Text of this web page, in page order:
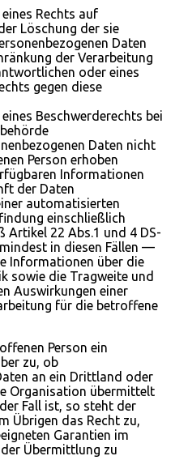
Rechts auf
Löschung der sie
Daten
der Verarbeitung
oder eines
gegen diese
Beschwerderechts bei
Daten nicht
Person erhoben
Informationen
der Daten
automatisierten
einschließlich
Artikel 22 Abs.1 und 4 DS-
in diesen Fällen —
Informationen über die
sowie die Tragweite und
Auswirkungen einer
für die betroffene
Person ein
zu, ob
an ein Drittland oder
Organisation übermittelt
Fall ist, so steht der
Übrigen das Recht zu,
Garantien im
Übermittlung zu